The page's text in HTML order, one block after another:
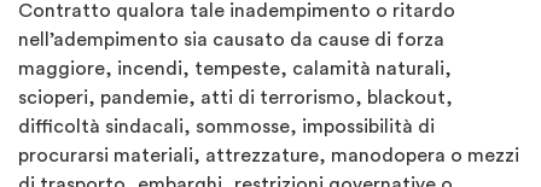
Contratto qualora tale inadempimento o ritardo
nell’adempimento sia causato da cause di forza
maggiore, incendi, tempeste, calamità naturali,
scioperi, pandemie, atti di terrorismo, blackout,
difficoltà sindacali, sommosse, impossibilità di
procurarsi materiali, attrezzature, manodopera o mezzi